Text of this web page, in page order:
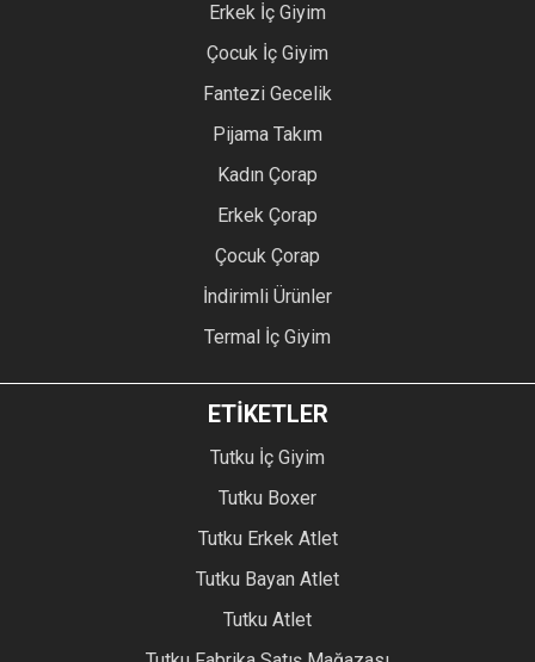
Erkek İç Giyim
Çocuk İç Giyim
Fantezi Gecelik
Pijama Takım
Kadın Çorap
Erkek Çorap
Çocuk Çorap
İndirimli Ürünler
Termal İç Giyim
ETİKETLER
Tutku İç Giyim
Tutku Boxer
Tutku Erkek Atlet
Tutku Bayan Atlet
Tutku Atlet